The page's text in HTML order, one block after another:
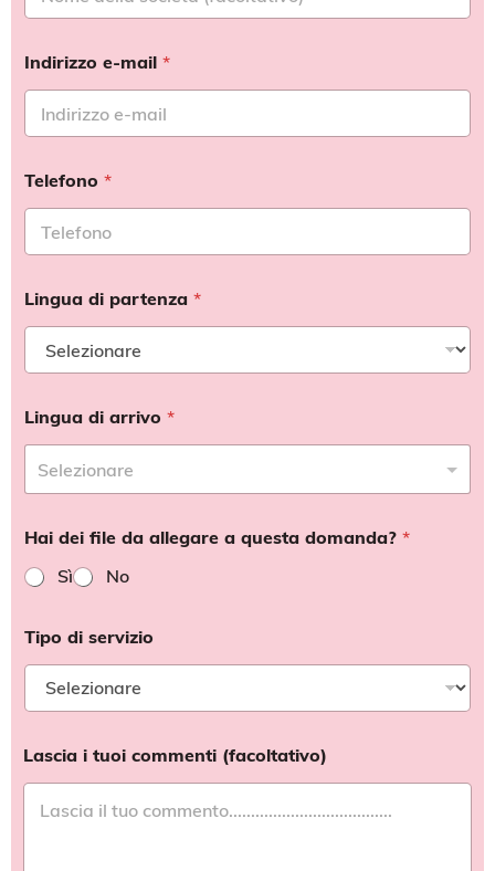
Indirizzo e-mail *
Telefono *
Lingua di partenza *
Lingua di arrivo *
Hai dei file da allegare a questa domanda? *
Sì
No
Tipo di servizio
Lascia i tuoi commenti (facoltativo)